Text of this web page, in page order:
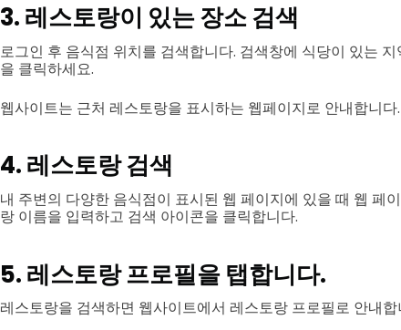
3. 레스토랑이 있는 장소 검색
로그인 후 음식점 위치를 검색합니다. 검색창에 식당이 있는
을 클릭하세요.
웹사이트는 근처 레스토랑을 표시하는 웹페이지로 안내합니다.
4. 레스토랑 검색
내 주변의 다양한 음식점이 표시된 웹 페이지에 있을 때 웹 페
랑 이름을 입력하고 검색 아이콘을 클릭합니다.
5. 레스토랑 프로필을 탭합니다.
레스토랑을 검색하면 웹사이트에서 레스토랑 프로필로 안내